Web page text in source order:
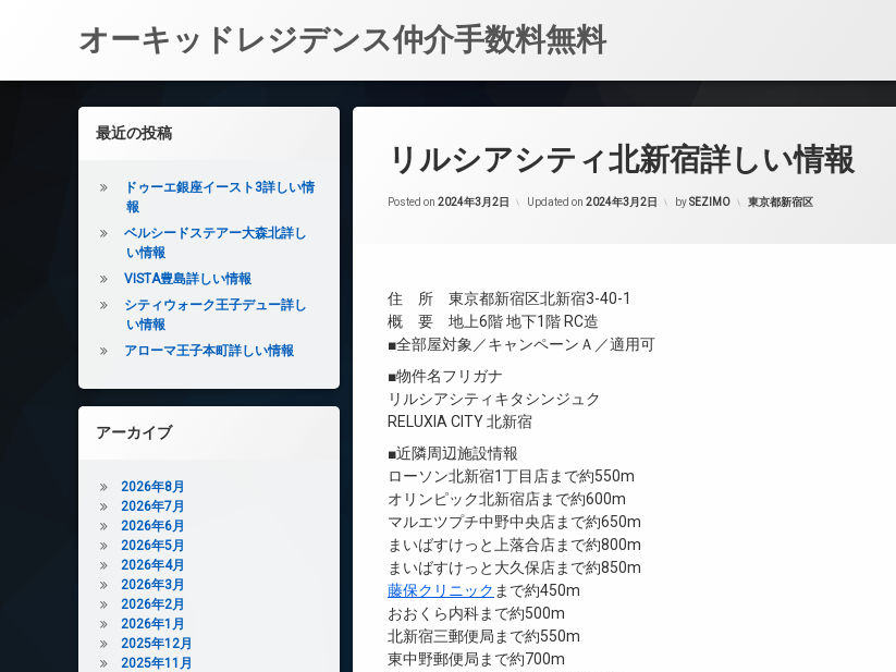
オーキッドレジデンス仲介手数料無料
リルシアシティ北新宿詳しい情報
Posted on 2024年3月2日 Updated on 2024年3月2日 bySEZIMO カテゴリー:
東京都新宿区
住 所 東京都新宿区北新宿3-40-1
概 要 地上6階 地下1階 RC造
■全部屋対象／キャンペーンＡ／適用可
■物件名フリガナ
リルシアシティキタシンジュク
RELUXIA CITY 北新宿
■近隣周辺施設情報
ローソン北新宿1丁目店まで約550m
オリンピック北新宿店まで約600m
マルエツプチ中野中央店まで約650m
まいばすけっと上落合店まで約800m
まいばすけっと大久保店まで約850m
藤保クリニック まで約450m
おおくら内科まで約500m
北新宿三郵便局まで約550m
東中野郵便局まで約700m
左サイドバー
最近の投稿
ドゥーエ銀座イースト3詳しい情
報
ベルシードステアー大森北詳し
い情報
VISTA豊島詳しい情報
シティウォーク王子デュー詳し
い情報
アローマ王子本町詳しい情報
アーカイブ
2026年8月
2026年7月
2026年6月
2026年5月
2026年4月
2026年3月
2026年2月
2026年1月
2025年12月
2025年11月